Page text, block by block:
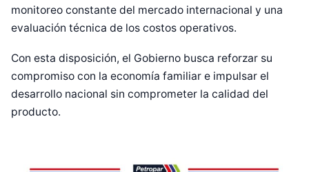
monitoreo constante del mercado internacional y una
evaluación técnica de los costos operativos.
Con esta disposición, el Gobierno busca reforzar su
compromiso con la economía familiar e impulsar el
desarrollo nacional sin comprometer la calidad del
producto.